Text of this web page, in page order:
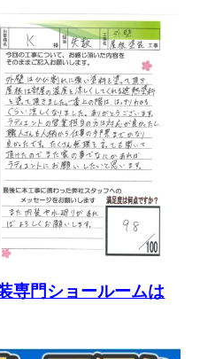
専門ショールームは